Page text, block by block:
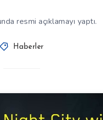
resmi açıklamayı yaptı.
Haberler